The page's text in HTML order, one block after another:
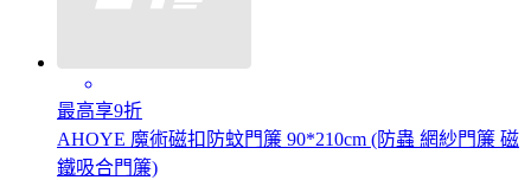
最高享9折
AHOYE 魔術磁扣防蚊門簾 90*210cm (防蟲 網紗門簾 磁
鐵吸合門簾)